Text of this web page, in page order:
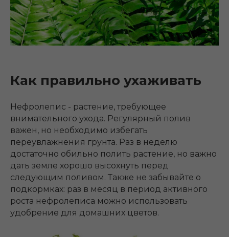
Как правильно ухаживать
Нефролепис - растение, требующее
внимательного ухода. Регулярный полив
важен, но необходимо избегать
переувлажнения грунта. Раз в неделю
достаточно обильно полить растение, но важно
дать земле хорошо высохнуть перед
следующим поливом. Также не забывайте о
подкормках: раз в месяц в период активного
роста нефролеписа можно использовать
удобрение для домашних цветов.